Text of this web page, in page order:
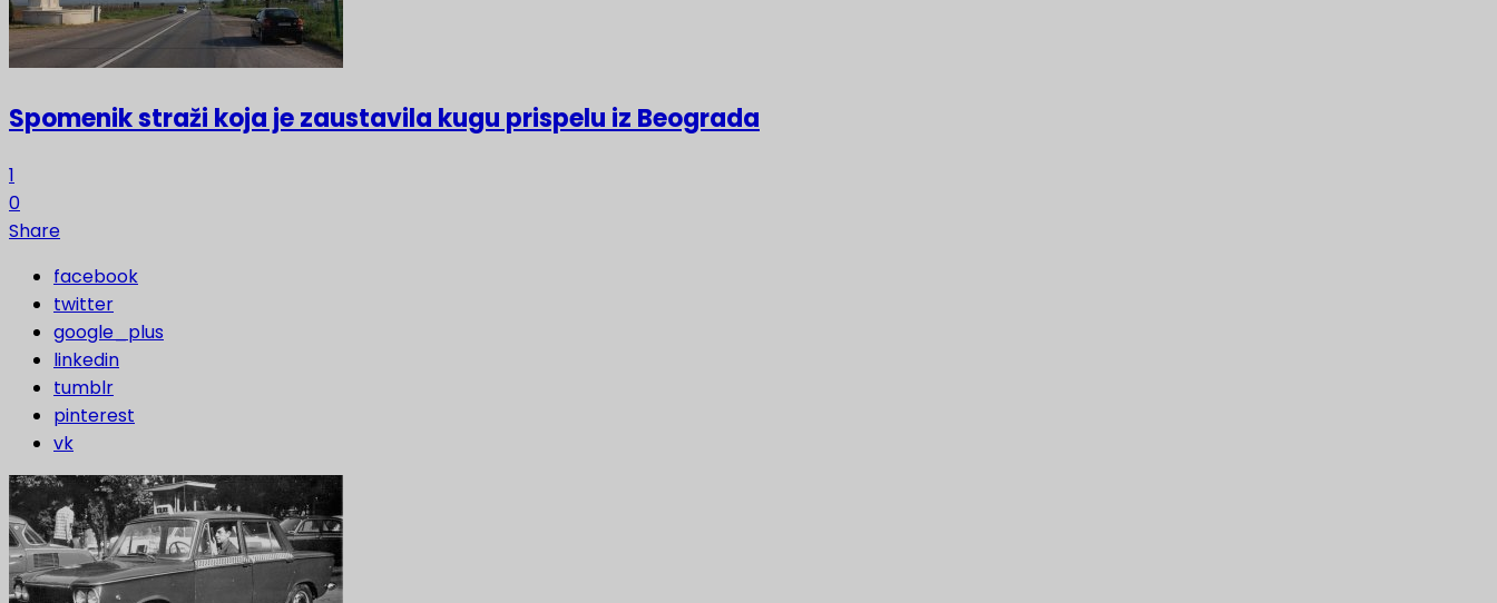
Spomenik straži koja je zaustavila kugu prispelu iz Beograda
1
0
Share
facebook
twitter
google_plus
linkedin
tumblr
pinterest
vk